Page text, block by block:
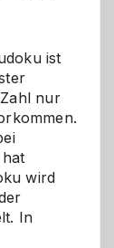
ist
nur
wird
In